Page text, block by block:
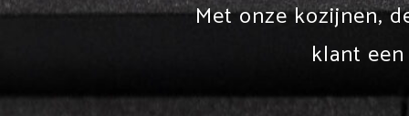
Met onze kozijnen,
klant